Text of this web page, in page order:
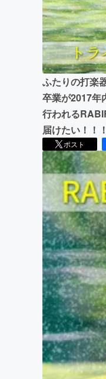
ふたりの打楽
卒業が2017年
行われる
届けたい！！！
ポスト